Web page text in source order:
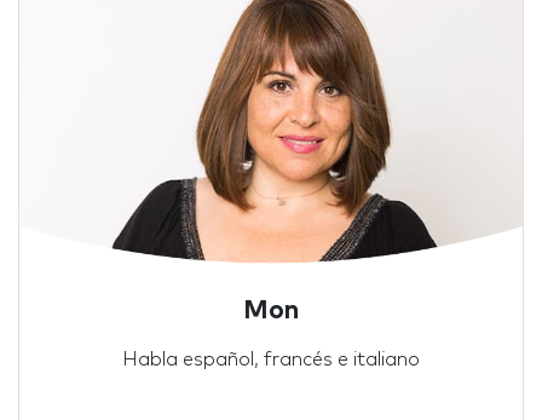
Mon
Habla español, francés e italiano